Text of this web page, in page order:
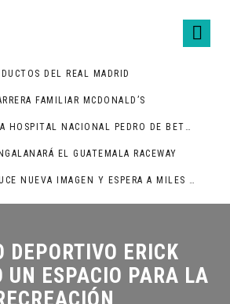
DEL REAL MADRID
FAMILIAR MCDONALD’S
GABY MORENO VISITA HOSPITAL NACIONAL PEDRO DE BETHANCOURT
EL GUATEMALA RACEWAY
CERRO DE LA CRUZ LUCE NUEVA IMAGEN Y ESPERA A MILES DE TURISTAS
DEPORTIVO ERICK
UN ESPACIO PARA LA